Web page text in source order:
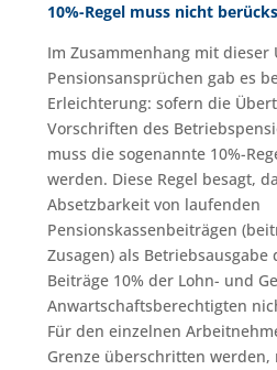
10%-Regel muss nicht
Im Zusammenhang mit dieser
Pensionsansprüchen gab es
Erleichterung: sofern die
Vorschriften des
muss die sogenannte 10%-
werden. Diese Regel besagt,
Absetzbarkeit von laufenden
Pensionskassenbeiträgen
Zusagen) als Betriebsausgabe
Beiträge 10% der Lohn- und
Anwartschaftsberechtigten
Für den einzelnen
Grenze überschritten